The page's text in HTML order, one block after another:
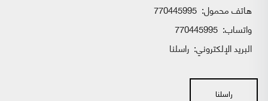
هاتف محمول: 770445995
واتساب:
البريد الإلكتروني: راسلنا
راسلنا